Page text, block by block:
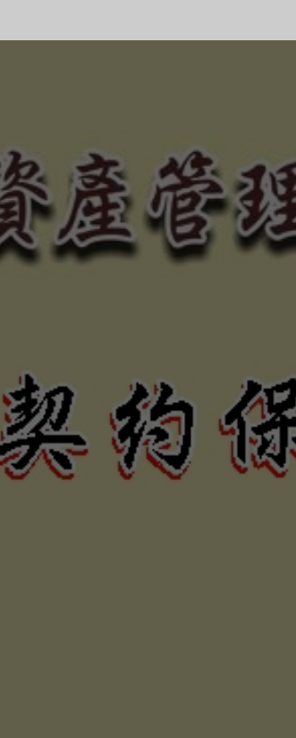
障！
司秉持著合情合理合法
要是合法有憑據的債
、困難度
，定當竭